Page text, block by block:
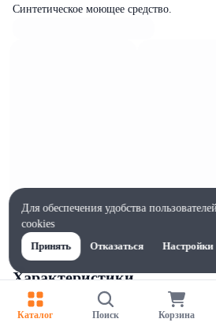
Синтетическое моющее средство.
Характеристики
Ширина, мм
200
Каталог Поиск Корзина
Для обеспечения удобства
cookies
Принять
Отказаться Настройки